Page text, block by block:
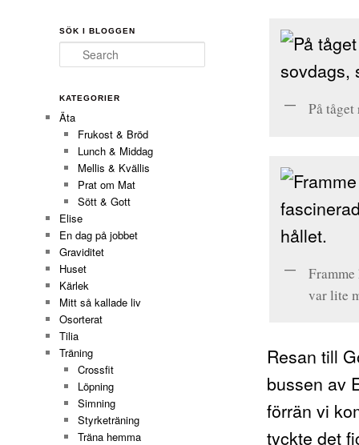
På
var lite
Resan till
bussen av
förrän vi
tyckte det
SÖK I BLOGGEN
Search
KATEGORIER
Äta
Frukost & Bröd
Lunch & Middag
Mellis & Kvällis
Prat om Mat
Sött & Gott
Elise
En dag på jobbet
Graviditet
Huset
Kärlek
Mitt så kallade liv
Osorterat
Tilia
Träning
Crossfit
Löpning
Simning
Styrketräning
Träna hemma